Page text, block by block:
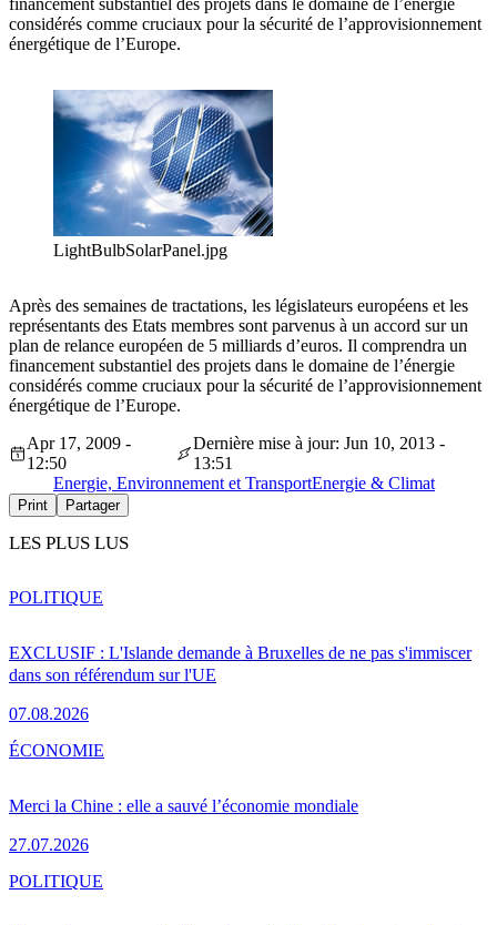
financement substantiel des projets dans le domaine de l’énergie
considérés comme cruciaux pour la sécurité de l’approvisionnement
énergétique de l’Europe.
LightBulbSolarPanel.jpg
Après des semaines de tractations, les législateurs européens et les
représentants des Etats membres sont parvenus à un accord sur un
plan de relance européen de 5 milliards d’euros. Il comprendra un
financement substantiel des projets dans le domaine de l’énergie
considérés comme cruciaux pour la sécurité de l’approvisionnement
énergétique de l’Europe.
Apr 17, 2009 -
12:50
Dernière mise à jour: Jun 10, 2013 -
13:51
Energie, Environnement et TransportEnergie & Climat
Print Partager
LES PLUS LUS
EXCLUSIF : L'Islande demande à Bruxelles de ne pas s'immiscer
dans son référendum sur l'UE
07.08.2026
POLITIQUE
Merci la Chine : elle a sauvé l’économie mondiale
27.07.2026
ÉCONOMIE
POLITIQUE